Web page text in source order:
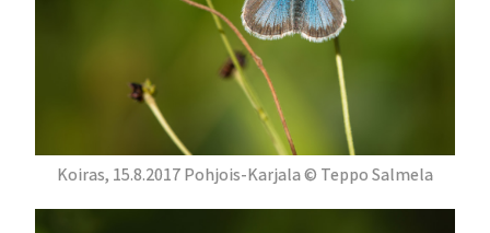
Koiras, 15.8.2017 Pohjois-Karjala © Teppo Salmela